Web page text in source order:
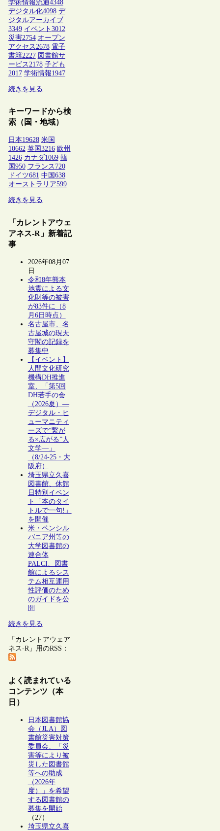
学術情報流通4348
デジタル化4098 デ
ジタルアーカイブ
3349 イベント 3012
災害2754 オープン
アクセス 2678 電子
書籍2227 図書館サ
ービス 2178 子ども
2017 学術情報1947
続きを見る
キーワードから検
索（国・地域）
日本19628 米国
10662 英国 3216 欧州
1426 カナダ1069 韓
国 950 フランス 720
ドイツ681 中国 638
オーストラリア599
続きを見る
「カレントアウェ
アネス-R」新着記
事
2026年08月07
日
令和8年熊本
地震による文
化財等の被害
が83件に（8
月6日時点）
名古屋市、名
古屋城の現天
守閣の記録を
募集中
【イベント】
人間文化研究
機構DH推進
室、「第5回
DH若手の会
（2026夏）―
デジタル・ヒ
ューマニティ
ーズで“繋が
る×広がる”人
文学―」
（8/24-25・大
阪府）
埼玉県立久喜
図書館、休館
日特別イベン
ト「本のタイ
トルで一句!」
を開催
米・ペンシル
バニア州等の
大学図書館の
連合体
PALCI、図書
館によるシス
テム相互運用
性評価のため
のガイドを公
開
続きを見る
「カレントアウェア
ネス-R」用のRSS：
よく読まれている
コンテンツ（本
日）
日本図書館協
会（JLA）図
書館災害対策
委員会、「災
害等により被
災した図書館
等への助成
（2026年
度）」を希望
する図書館の
募集を開始
（27）
埼玉県立久喜